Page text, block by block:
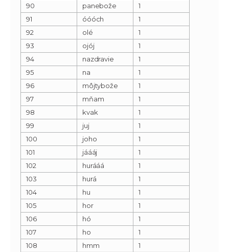
90
panebože
1
91
óóóch
1
92
olé
1
93
ojój
1
94
nazdravie
1
95
na
1
96
môjtybože
1
97
mňam
1
98
kvak
1
99
juj
1
100
joho
1
101
jáááj
1
102
hurááá
1
103
hurá
1
104
hu
1
105
hor
1
106
hó
1
107
ho
1
108
hmm
1